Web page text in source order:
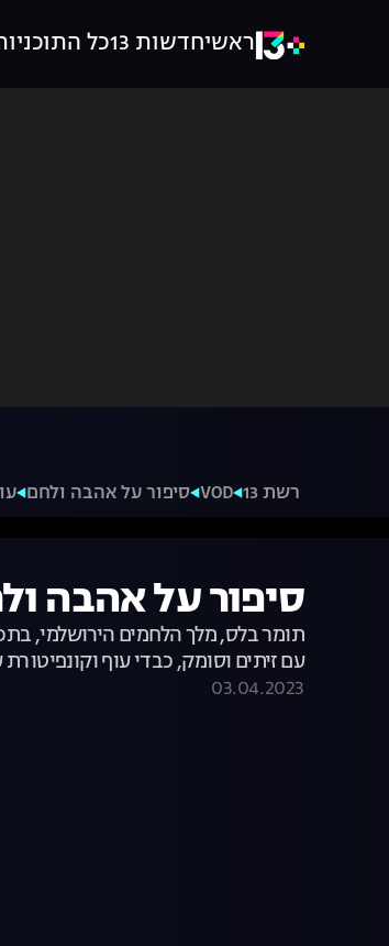
ראשיחדשות 13 כל
רשת 13 VOD סיפור על אהבה ולחם
סיפור על אהבה
תומר בלס, מלך הלחמים הירושלמי,
עם זיתים וסומק, כבדי עוף וקונפיטורת
03.04.2023